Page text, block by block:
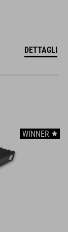
DETTAGLI
WINNER